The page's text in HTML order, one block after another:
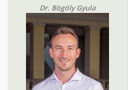
Dr. Bögöly Gyula